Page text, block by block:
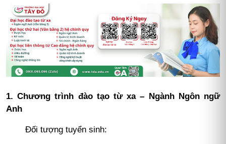
1. Chương trình đào tạo từ xa – Ngành Ngôn ngữ
Anh
Đối tượng tuyển sinh: